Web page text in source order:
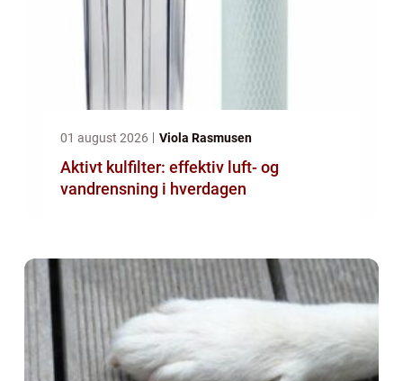
01 august 2026 Viola Rasmusen
Aktivt kulfilter: effektiv luft- og
vandrensning i hverdagen